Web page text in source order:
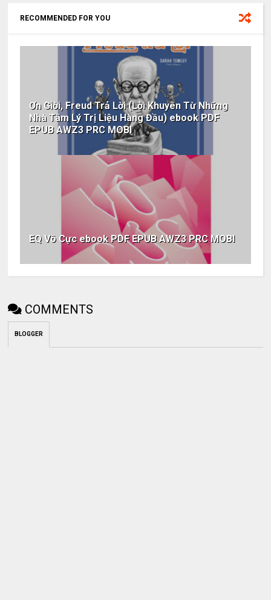
RECOMMENDED FOR YOU
Ơn Giời, Freud Trả Lời (Lời Khuyên Từ Những
Nhà Tâm Lý Trị Liệu Hàng Đầu) ebook PDF
EPUB AWZ3 PRC MOBI
EQ Vô Cực ebook PDF EPUB AWZ3 PRC MOBI
COMMENTS
BLOGGER